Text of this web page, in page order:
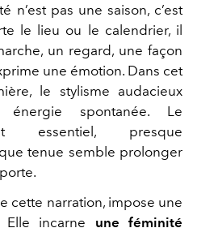
n’est pas une saison, c’est
le lieu ou le calendrier, il
un regard, une façon
une émotion. Dans cet
le stylisme audacieux
spontanée. Le
essentiel, presque
tenue semble prolonger
cette narration, impose une
Elle incarne une féminité